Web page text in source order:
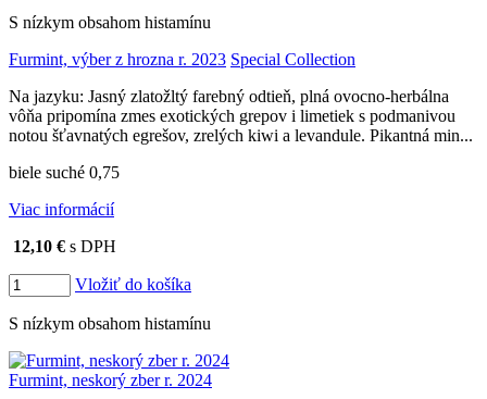
S nízkym obsahom histamínu
Furmint, výber z hrozna r. 2023 Special Collection
Na jazyku: Jasný zlatožltý farebný odtieň, plná ovocno-herbálna
vôňa pripomína zmes exotických grepov i limetiek s podmanivou
notou šťavnatých egrešov, zrelých kiwi a levandule. Pikantná min...
biele suché 0,75
Viac informácií
12,10 € s DPH
Vložiť do košíka
S nízkym obsahom histamínu
Furmint, neskorý zber r. 2024